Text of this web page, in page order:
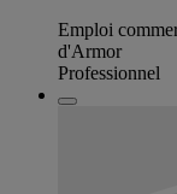
Emploi
d'Armor
Professionnel